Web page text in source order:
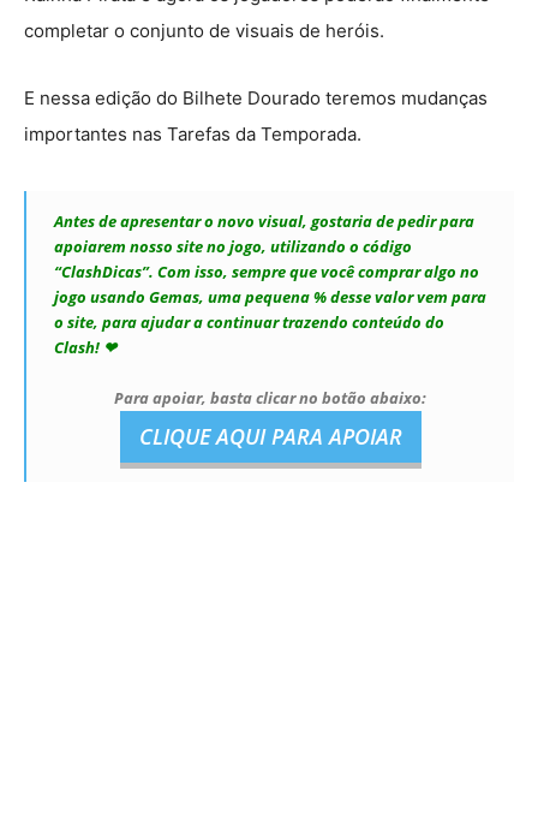
completar o conjunto de visuais de heróis.
E nessa edição do Bilhete Dourado teremos mudanças
importantes nas Tarefas da Temporada.
Antes de apresentar o novo visual, gostaria de pedir para
apoiarem nosso site no jogo, utilizando o código
“ClashDicas”. Com isso, sempre que você comprar algo no
jogo usando Gemas, uma pequena % desse valor vem para
o site, para ajudar a continuar trazendo conteúdo do
Clash! ❤
Para apoiar, basta clicar no botão abaixo:
CLIQUE AQUI PARA APOIAR